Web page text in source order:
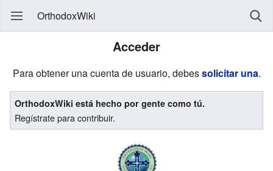
OrthodoxWiki
Acceder
Para obtener una cuenta de usuario, debessolicitar una.
OrthodoxWiki está hecho por gente como tú.
Regístrate para contribuir.